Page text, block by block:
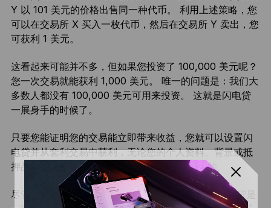
Y 以 101 美元的价格出售同一种代币。 利用上述策略，您
可以在交易所 X 买入一枚代币，然后在交易所 Y 卖出，您
可获利 1 美元。
这看起来可能并不多，但如果您投资了 100,000 美元呢？
您一次交易就能获利 1,000 美元。 唯一的问题是：我们大
多数人都没有 100,000 美元可用来投资。 这就是闪电贷
一展身手的时候了。
只要您能证明您的交易能立即带来收益，您就可以设置闪
电贷并从套利交易中获利，无论您的个人资料、背景或抵
押品如何。 此外，整个策略本质上就是低风险的。
尽管如此，但这并不是最简单的执行策略。 因为闪电贷是